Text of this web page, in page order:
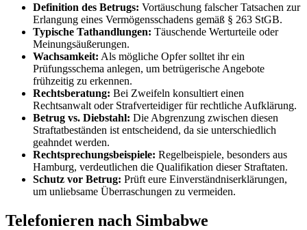
Definition des Betrugs: Vortäuschung falscher Tatsachen zur
Erlangung eines Vermögensschadens gemäß § 263 StGB.
Typische Tathandlungen: Täuschende Werturteile oder
Meinungsäußerungen.
Wachsamkeit: Als mögliche Opfer solltet ihr ein
Prüfungsschema anlegen, um betrügerische Angebote
frühzeitig zu erkennen.
Rechtsberatung: Bei Zweifeln konsultiert einen
Rechtsanwalt oder Strafverteidiger für rechtliche Aufklärung.
Betrug vs. Diebstahl: Die Abgrenzung zwischen diesen
Straftatbeständen ist entscheidend, da sie unterschiedlich
geahndet werden.
Rechtsprechungsbeispiele: Regelbeispiele, besonders aus
Hamburg, verdeutlichen die Qualifikation dieser Straftaten.
Schutz vor Betrug: Prüft eure Einverständniserklärungen,
um unliebsame Überraschungen zu vermeiden.
Telefonieren nach Simbabwe